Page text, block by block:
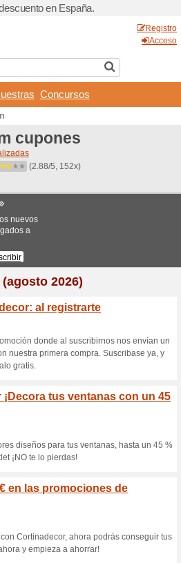
de cupones
alertas relativas